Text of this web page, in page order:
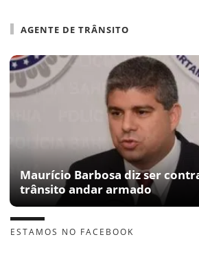
AGENTE DE TRÂNSITO
Maurício Barbosa diz ser
trânsito andar armado
ESTAMOS NO FACEBOOK